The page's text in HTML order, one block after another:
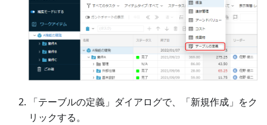
「テーブルの定義」ダイアログで、「新規作成」をク
リックする。